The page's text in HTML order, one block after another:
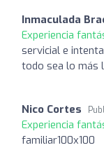
Inmaculada
Experiencia
servicial e
todo sea lo más
Nico Cortes
Experiencia
familiar100x100